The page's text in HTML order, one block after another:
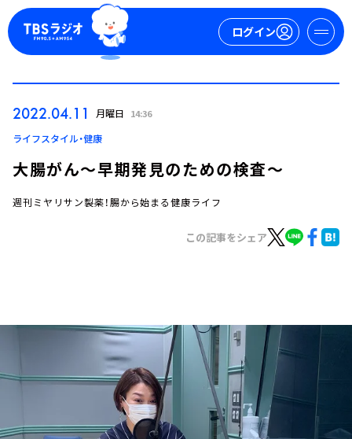
ログイン
ログイン
トピックス
TBS Podcast
イベント・グッズ
2022.04.11 月曜日 14:36
ライフスタイル・健康
大腸がん～早期発見のための検査～
週刊ミヤリサン製薬！腸から始まる健康ライフ
この記事をシェア